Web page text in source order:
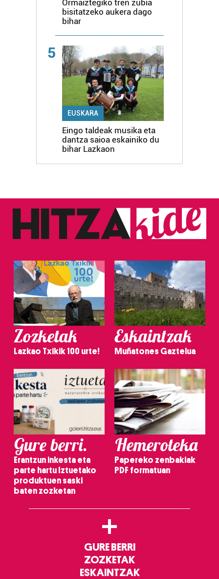
Ormaiztegiko tren zubia
bisitatzeko aukera dago
bihar
5
EUSKARA
Eingo taldeak musika eta
dantza saioa eskainiko du
bihar Lazkaon
Zozketak
Lazkao Txikik 100 urte!
Eskaintzak
Muñatones Gaztelua
Gure berri.
Erantzun inkesta eta
parte hartu Iztuetako
produktuen saski
baten zozketan
Hemeroteka
Papereko zenbakiak
PDF formatuan
+
GURE BERRI
ZOZKETAK
ESKAINTZAK